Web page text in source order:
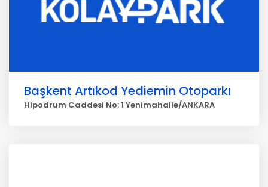
Başkent Artıkod Yediemin Otoparkı
Hipodrum Caddesi No: 1 Yenimahalle/ANKARA